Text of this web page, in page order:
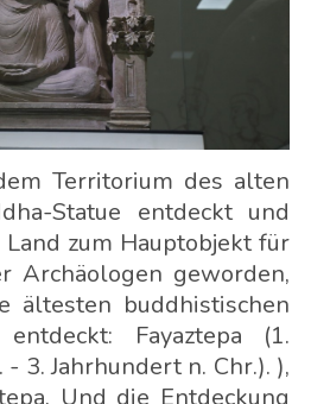
Territorium des alten
Statue entdeckt und
zum Hauptobjekt für
Archäologen geworden,
ältesten buddhistischen
entdeckt: Fayaztepa (1.
3. Jahrhundert n. Chr.). ),
Und die Entdeckung